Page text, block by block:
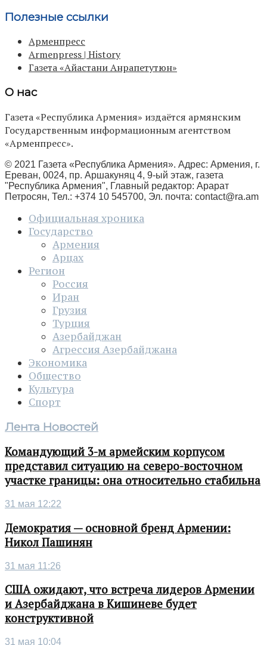
Полезные ссылки
Арменпресс
Armenpress | History
Газета «Айастани Анрапетутюн»
О нас
Газета «Республика Армения» издаётся армянским
Государственным информационным агентством
«Арменпресс».
© 2021 Газета «Республика Армения». Адрес: Армения, г.
Ереван, 0024, пр. Аршакуняц 4, 9-ый этаж, газета
"Республика Армения", Главный редактор: Арарат
Петросян, Тел.: +374 10 545700, Эл. почта: contact@ra.am
Официальная хроника
Государство
Армения
Арцах
Регион
Россия
Иран
Грузия
Турция
Азербайджан
Агрессия Азербайджана
Экономика
Общество
Культура
Спорт
Лента Новостей
Командующий 3-м армейским корпусом
представил ситуацию на северо-восточном
участке границы: она относительно стабильна
31 мая 12:22
Демократия — основной бренд Армении:
Никол Пашинян
31 мая 11:26
США ожидают, что встреча лидеров Армении
и Азербайджана в Кишиневе будет
конструктивной
31 мая 10:04